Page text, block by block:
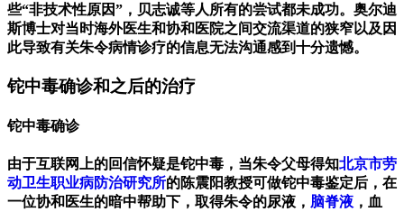
些“非技术性原因”，贝志诚等人所有的尝试都未成功。奥尔迪
斯博士对当时海外医生和协和医院之间交流渠道的狭窄以及因
此导致有关朱令病情诊疗的信息无法沟通感到十分遗憾。
铊中毒确诊和之后的治疗
铊中毒确诊
由于互联网上的回信怀疑是铊中毒，当朱令父母得知北京市劳
动卫生职业病防治研究所的陈震阳教授可做铊中毒鉴定后，在
一位协和医生的暗中帮助下，取得朱令的尿液， 脑脊液 ，血